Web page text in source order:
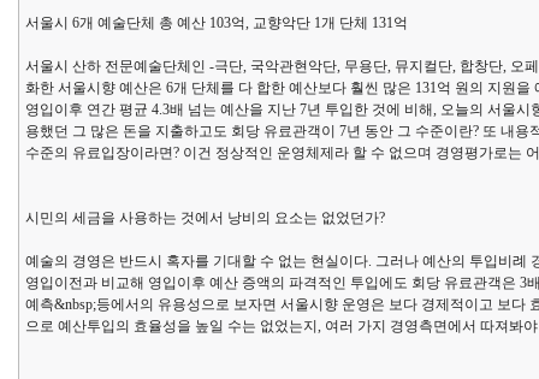
서울시 6개 예술단체 총 예산 103억, 교향악단 1개 단체 131억
서울시 산하 전문예술단체인 -극단, 국악관현악단, 무용단, 뮤지컬단, 합창단, 오
화한 서울시향 예산은 6개 단체를 다 합한 예산보다 훨씬 많은 131억 원의 지원
영입이후 연간 평균 4.3배 넘는 예산을 지난 7년 투입한 것에 비해, 오늘의 서울
용했던 그 많은 돈을 지출하고도 회당 유료관객이 7년 동안 그 수준이란? 또 내
수준의 유료입장이라면? 이건 정상적인 운영체제라 할 수 없으며 경영평가로는
시민의 세금을 사용하는 것에서 낭비의 요소는 없었던가?
예술의 경영은 반드시 혹자를 기대할 수 없는 현실이다. 그러나 예산의 투입비
영입이전과 비교해 영입이후 예산 증액의 파격적인 투입에도 회당 유료관객은
예측&nbsp;등에서의 유용성으로 보자면 서울시향 운영은 보다 경제적이고 보
으로 예산투입의 효율성을 높일 수는 없었는지, 여러 가지 경영측면에서 따져봐